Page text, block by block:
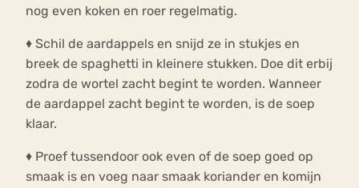
nog even koken en roer regelmatig.
♦ Schil de aardappels en snijd ze in stukjes en
breek de spaghetti in kleinere stukken. Doe dit erbij
zodra de wortel zacht begint te worden. Wanneer
de aardappel zacht begint te worden, is de soep
klaar.
♦ Proef tussendoor ook even of de soep goed op
smaak is en voeg naar smaak koriander en komijn